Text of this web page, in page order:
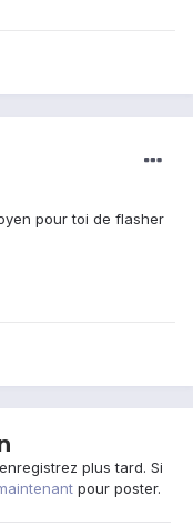
pour toi de flasher
plus tard. Si
pour poster.